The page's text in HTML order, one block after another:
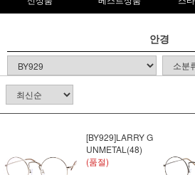
안경
[BY929]LARRY G
UNMETAL(48)
(품절)